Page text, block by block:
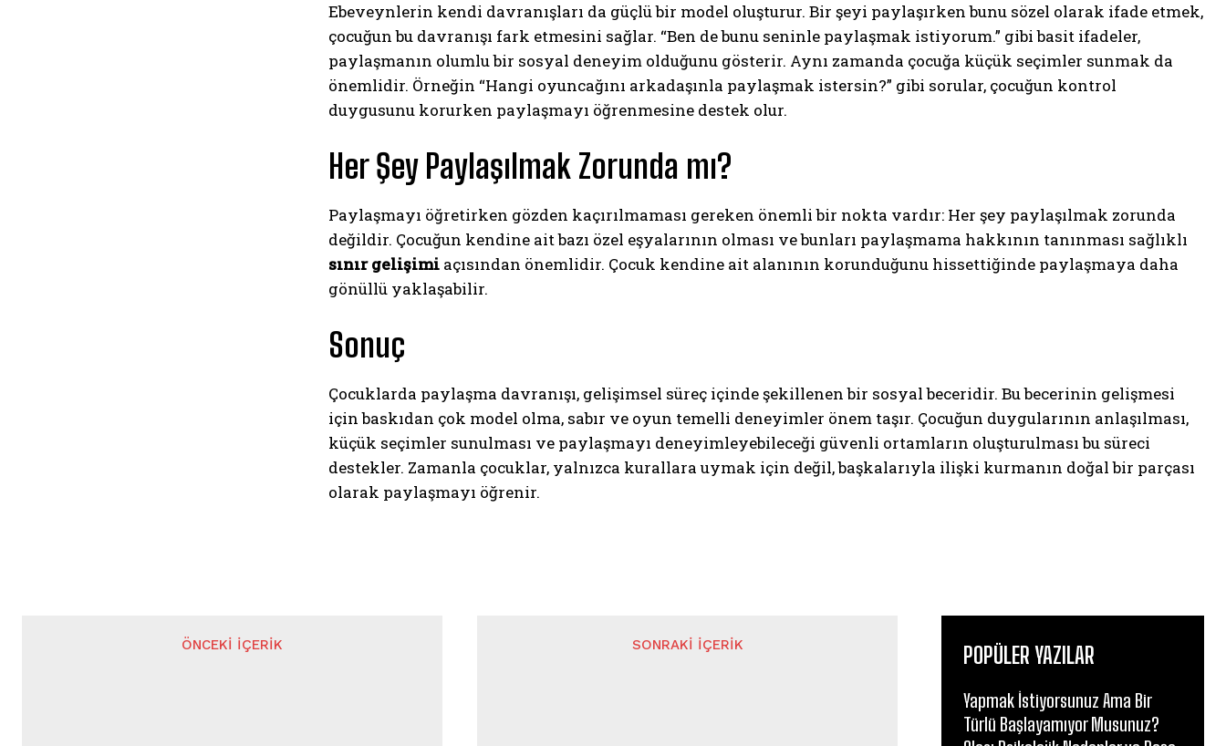
Ebeveynlerin kendi davranışları da güçlü bir model oluşturur. Bir şeyi paylaşırken bunu sözel olarak ifade etmek,
çocuğun bu davranışı fark etmesini sağlar. “Ben de bunu seninle paylaşmak istiyorum.” gibi basit ifadeler,
paylaşmanın olumlu bir sosyal deneyim olduğunu gösterir. Aynı zamanda çocuğa küçük seçimler sunmak da
önemlidir. Örneğin “Hangi oyuncağını arkadaşınla paylaşmak istersin?” gibi sorular, çocuğun kontrol
duygusunu korurken paylaşmayı öğrenmesine destek olur.
Her Şey Paylaşılmak Zorunda mı?
Paylaşmayı öğretirken gözden kaçırılmaması gereken önemli bir nokta vardır: Her şey paylaşılmak zorunda
değildir. Çocuğun kendine ait bazı özel eşyalarının olması ve bunları paylaşmama hakkının tanınması sağlıklı
sınır gelişimi açısından önemlidir. Çocuk kendine ait alanının korunduğunu hissettiğinde paylaşmaya daha
gönüllü yaklaşabilir.
Sonuç
Çocuklarda paylaşma davranışı, gelişimsel süreç içinde şekillenen bir sosyal beceridir. Bu becerinin gelişmesi
için baskıdan çok model olma, sabır ve oyun temelli deneyimler önem taşır. Çocuğun duygularının anlaşılması,
küçük seçimler sunulması ve paylaşmayı deneyimleyebileceği güvenli ortamların oluşturulması bu süreci
destekler. Zamanla çocuklar, yalnızca kurallara uymak için değil, başkalarıyla ilişki kurmanın doğal bir parçası
olarak paylaşmayı öğrenir.
ÖNCEKI İÇERIK SONRAKI İÇERIK POPÜLER YAZILAR
Yapmak İstiyorsunuz Ama Bir
Türlü Başlayamıyor Musunuz?